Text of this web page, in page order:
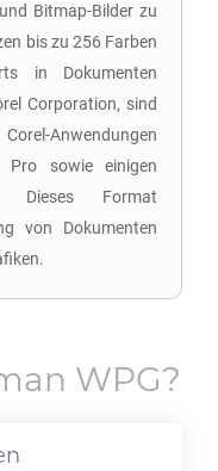
Bitmap-Bilder zu
bis zu 256 Farben
in Dokumenten
Corporation, sind
Anwendungen
Pro sowie einigen
Dieses Format
von Dokumenten
WPG?